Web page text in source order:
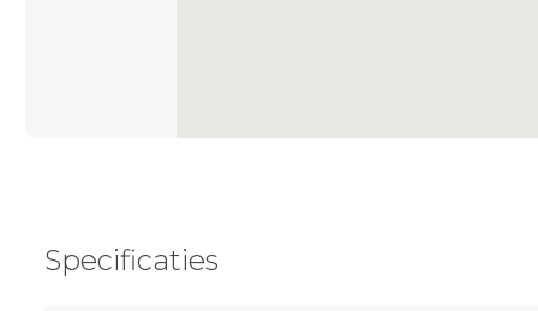
Specificaties